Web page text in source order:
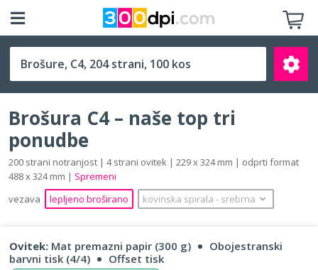
C4 (229 x 324 mm)
Išči
Brošura C4 – naše top tri
ponudbe
200 strani notranjost | 4 strani ovitek | 229 x 324 mm | odprti format
488 x 324 mm | Spremeni
vezava
lepljeno broširano kovinska spirala ‐ srebrna
Ovitek: Mat premazni papir (300 g)
Obojestranski
barvni tisk (4/4)
Offset tisk